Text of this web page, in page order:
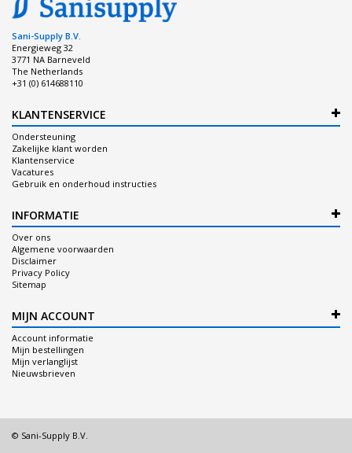
Sani-Supply B.V.
Energieweg 32
3771 NA Barneveld
The Netherlands
+31 (0) 614688110
KLANTENSERVICE
Ondersteuning
Zakelijke klant worden
Klantenservice
Vacatures
Gebruik en onderhoud instructies
INFORMATIE
Over ons
Algemene voorwaarden
Disclaimer
Privacy Policy
Sitemap
MIJN ACCOUNT
Account informatie
Mijn bestellingen
Mijn verlanglijst
Nieuwsbrieven
© Sani-Supply B.V.